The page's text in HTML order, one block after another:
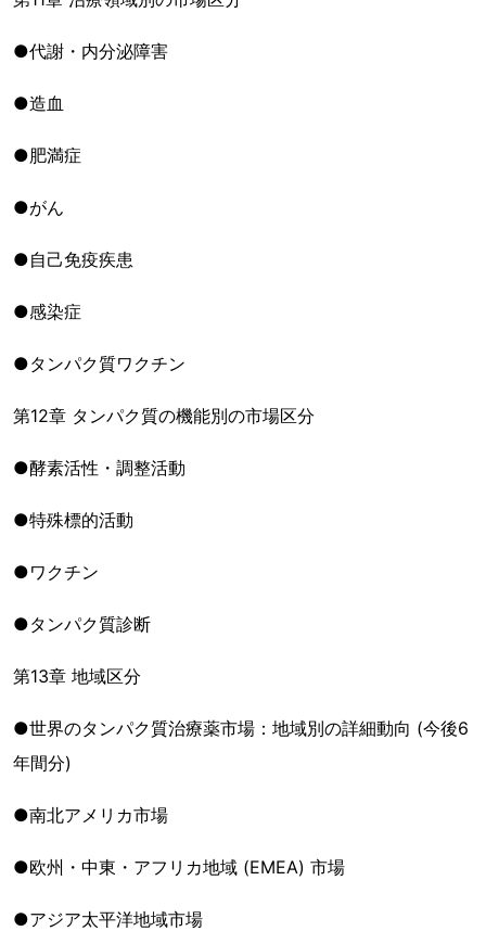
●代謝・内分泌障害
●造血
●肥満症
●がん
●自己免疫疾患
●感染症
●タンパク質ワクチン
第12章 タンパク質の機能別の市場区分
●酵素活性・調整活動
●特殊標的活動
●ワクチン
●タンパク質診断
第13章 地域区分
●世界のタンパク質治療薬市場：地域別の詳細動向 (今後6
年間分)
●南北アメリカ市場
●欧州・中東・アフリカ地域 (EMEA) 市場
●アジア太平洋地域市場